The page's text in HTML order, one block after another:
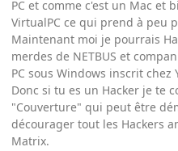
PC et comme c'est un Mac et
VirtualPC ce qui prend à peu
Maintenant moi je pourrais
merdes de NETBUS et
PC sous Windows inscrit chez
Donc si tu es un Hacker je te
"Couverture" qui peut être
décourager tout les Hackers
Matrix.